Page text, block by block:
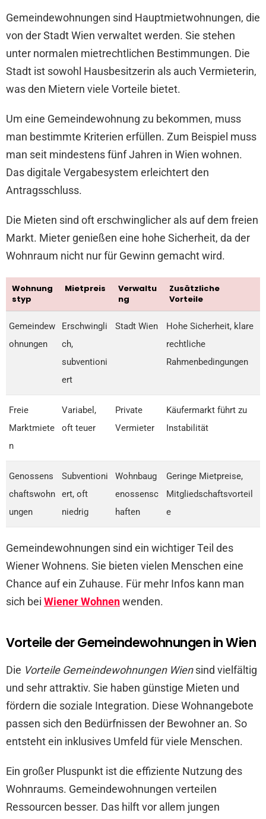
Gemeindewohnungen sind Hauptmietwohnungen, die
von der Stadt Wien verwaltet werden. Sie stehen
unter normalen mietrechtlichen Bestimmungen. Die
Stadt ist sowohl Hausbesitzerin als auch Vermieterin,
was den Mietern viele Vorteile bietet.
Um eine Gemeindewohnung zu bekommen, muss
man bestimmte Kriterien erfüllen. Zum Beispiel muss
man seit mindestens fünf Jahren in Wien wohnen.
Das digitale Vergabesystem erleichtert den
Antragsschluss.
Die Mieten sind oft erschwinglicher als auf dem freien
Markt. Mieter genießen eine hohe Sicherheit, da der
Wohnraum nicht nur für Gewinn gemacht wird.
Wohnung
styp
Mietpreis
Verwaltu
ng
Zusätzliche
Vorteile
Gemeindew
ohnungen
Erschwingli
ch,
subventioni
ert
Stadt Wien
Hohe Sicherheit, klare
rechtliche
Rahmenbedingungen
Freie
Marktmiete
n
Variabel,
oft teuer
Private
Vermieter
Käufermarkt führt zu
Instabilität
Genossens
chaftswohn
ungen
Subventioni
ert, oft
niedrig
Wohnbaug
enossensc
haften
Geringe Mietpreise,
Mitgliedschaftsvorteil
e
Gemeindewohnungen sind ein wichtiger Teil des
Wiener Wohnens. Sie bieten vielen Menschen eine
Chance auf ein Zuhause. Für mehr Infos kann man
sich bei Wiener Wohnenwenden.
Vorteile der Gemeindewohnungen in Wien
Die Vorteile Gemeindewohnungen Wiensind vielfältig
und sehr attraktiv. Sie haben günstige Mieten und
fördern die soziale Integration. Diese Wohnangebote
passen sich den Bedürfnissen der Bewohner an. So
entsteht ein inklusives Umfeld für viele Menschen.
Ein großer Pluspunkt ist die effiziente Nutzung des
Wohnraums. Gemeindewohnungen verteilen
Ressourcen besser. Das hilft vor allem jungen